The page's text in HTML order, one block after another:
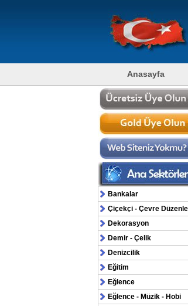
Anasayfa
Bankalar
Çiçekçi - Çevre
Dekorasyon
Demir - Çelik
Denizcilik
Eğitim
Eğlence
Eğlence - Müzik - Hobi